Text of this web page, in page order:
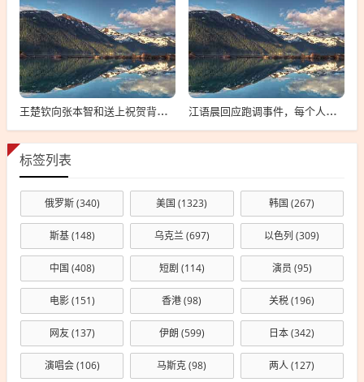
王楚钦向张本智和送上祝贺背后的故事 江语晨回应跑调事件，每个人都有失误，理解并接纳是关键
标签列表
俄罗斯(340) 美国 (1323) 韩国 (267)
斯基(148) 乌克兰(697) 以色列 (309)
中国 (408) 短剧 (114) 演员 (95)
电影(151) 香港(98) 关税(196)
网友(137) 伊朗 (599) 日本(342)
演唱会(106) 马斯克(98) 两人(127)